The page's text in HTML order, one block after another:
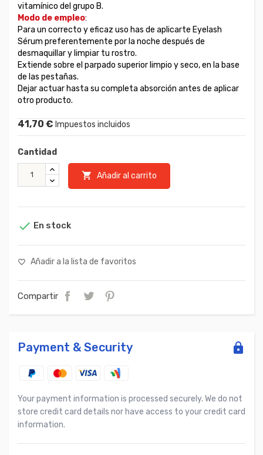
vitamínico del grupo B.
Modo de empleo:
Para un correcto y eficaz uso has de aplicarte Eyelash
Sérum preferentemente por la noche después de
desmaquillar y limpiar tu rostro.
Extiende sobre el parpado superior limpio y seco, en la base
de las pestañas.
Dejar actuar hasta su completa absorción antes de aplicar
otro producto.
41,70 € Impuestos incluidos
Cantidad
 Añadir al carrito
 En stock
favorite_border Añadir a la lista de favoritos
Compartir
Payment & Security
Your payment information is processed securely. We do not
store credit card details nor have access to your credit card
information.